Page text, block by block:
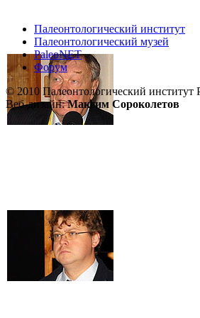
Палеонтологический институт
Палеонтологический музей
PaleoNET
Форум
© 2010 Палеонтологический
Веб-дизайн:Максим Сороколетов